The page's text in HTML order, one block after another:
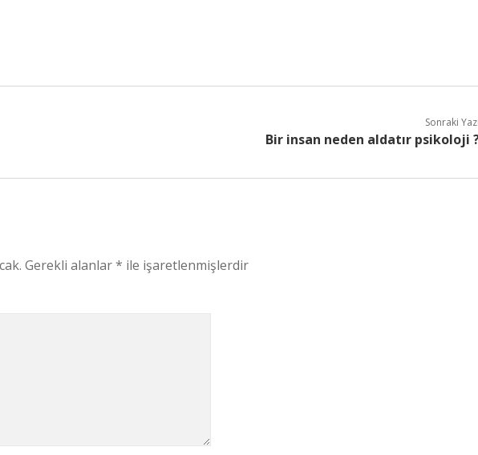
Sonraki
Bir insan neden aldatır psikoloji
Gerekli alanlar* ile işaretlenmişlerdir